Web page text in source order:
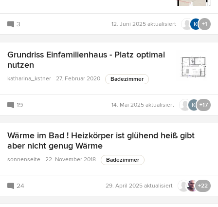
3 12. Juni 2025 aktualisiert +1
Grundriss Einfamilienhaus - Platz optimal
nutzen
katharina_kstner 27. Februar 2020 Badezimmer
19 14. Mai 2025 aktualisiert +17
Wärme im Bad ! Heizkörper ist glühend heiß gibt
aber nicht genug Wärme
sonnenseite 22. November 2018 Badezimmer
24 29. April 2025 aktualisiert +22